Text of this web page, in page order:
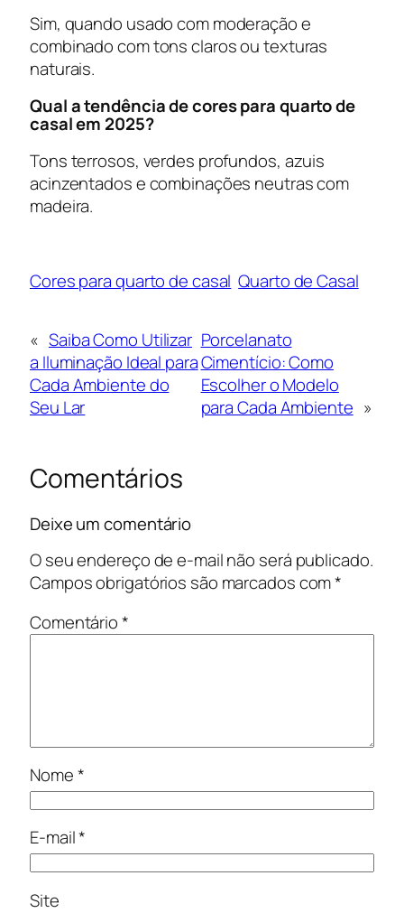
Sim, quando usado com moderação e
combinado com tons claros ou texturas
naturais.
Qual a tendência de cores para quarto de
casal em 2025?
Tons terrosos, verdes profundos, azuis
acinzentados e combinações neutras com
madeira.
Cores para quarto de casal Quarto de Casal
« Saiba Como Utilizar
a Iluminação Ideal para
Cada Ambiente do
Seu Lar
Porcelanato
Cimentício: Como
Escolher o Modelo
para Cada Ambiente »
Comentários
Deixe um comentário
O seu endereço de e-mail não será publicado.
Campos obrigatórios são marcados com*
Comentário*
Nome*
E-mail*
Site